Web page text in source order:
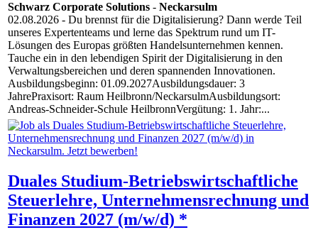
Schwarz Corporate Solutions - Neckarsulm
02.08.2026 - Du brennst für die Digitalisierung? Dann werde Teil
unseres Expertenteams und lerne das Spektrum rund um IT-
Lösungen des Europas größten Handelsunternehmen kennen.
Tauche ein in den lebendigen Spirit der Digitalisierung in den
Verwaltungsbereichen und deren spannenden Innovationen.
Ausbildungsbeginn: 01.09.2027Ausbildungsdauer: 3
JahrePraxisort: Raum Heilbronn/NeckarsulmAusbildungsort:
Andreas-Schneider-Schule HeilbronnVergütung: 1. Jahr:...
Duales Studium-Betriebswirtschaftliche
Steuerlehre, Unternehmensrechnung und
Finanzen 2027 (m/w/d) *